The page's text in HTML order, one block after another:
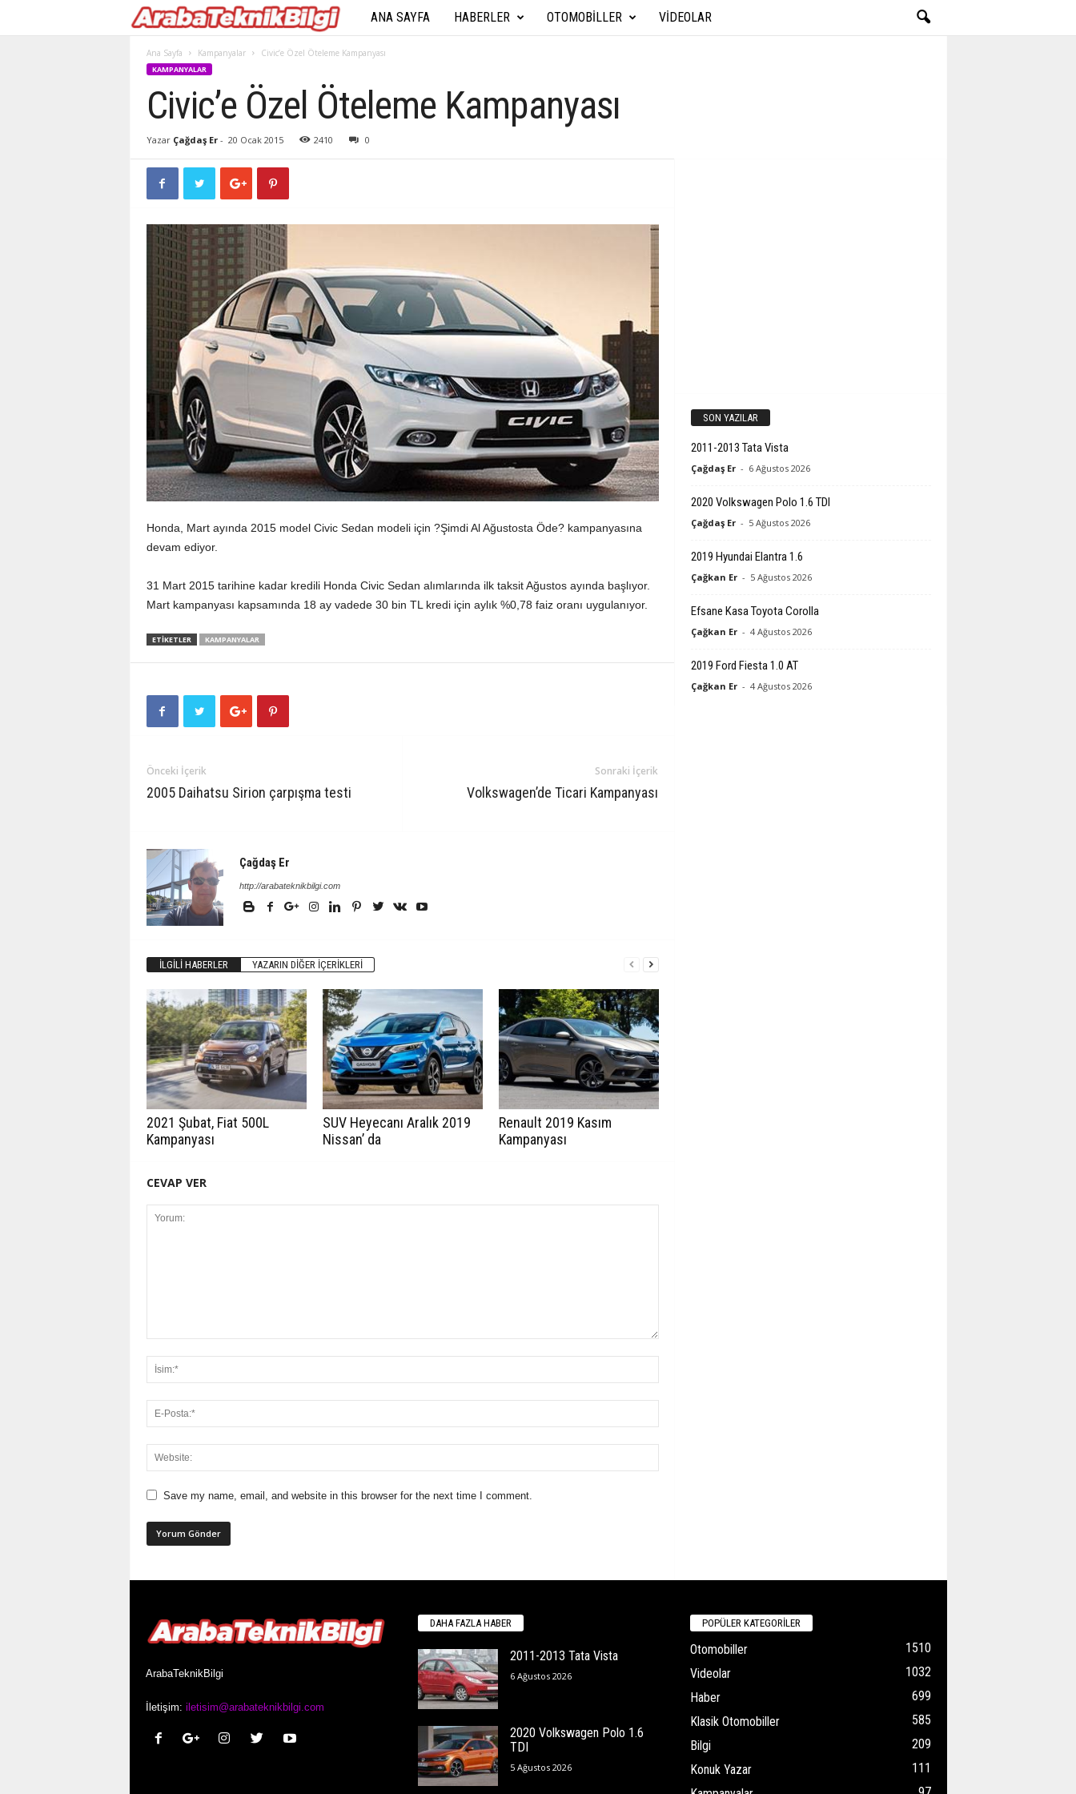
r
b
a
e
k
i
k
B
i
l
ANA SAYFA HABERLER OTOMOBILLER VIDEOLAR
Ana Sayfa Kampanyalar Civic’e Özel Öteleme Kampanyası
KAMPANYALAR
Civic’e Özel Öteleme Kampanyası
Yazar Çağdaş Er- 20 Ocak 2015 2410 0
Honda, Mart ayında 2015 model Civic Sedan modeli için ?Şimdi Al Ağustosta Öde? kampanyasına
devam ediyor.
31 Mart 2015 tarihine kadar kredili Honda Civic Sedan alımlarında ilk taksit Ağustos ayında başlıyor.
Mart kampanyası kapsamında 18 ay vadede 30 bin TL kredi için aylık %0,78 faiz oranı uygulanıyor.
ETIKETLER KAMPANYALAR
Önceki İçerik
2005 Daihatsu Sirion çarpışma testi
Sonraki İçerik
Volkswagen’de Ticari Kampanyası
Çağdaş Er
http://arabateknikbilgi.com
İLGILI HABERLER YAZARIN DIĞER İÇERIKLERI
2021 Şubat, Fiat 500L
Kampanyası
SUV Heyecanı Aralık 2019
Nissan’ da
Renault 2019 Kasım
Kampanyası
CEVAP VER
Save my name, email, and website in this browser for the next time I comment.
SON YAZILAR
2011-2013 Tata Vista
Çağdaş Er - 6 Ağustos 2026
2020 Volkswagen Polo 1.6 TDI
Çağdaş Er - 5 Ağustos 2026
2019 Hyundai Elantra 1.6
Çağkan Er - 5 Ağustos 2026
Efsane Kasa Toyota Corolla
Çağkan Er - 4 Ağustos 2026
2019 Ford Fiesta 1.0 AT
Çağkan Er - 4 Ağustos 2026
ArabaTeknikBilgi
İletişim: iletisim@arabateknikbilgi.com
DAHA FAZLA HABER
2011-2013 Tata Vista
6 Ağustos 2026
2020 Volkswagen Polo 1.6
TDI
5 Ağustos 2026
POPÜLER KATEGORİLER
Otomobiller
1510
Videolar
1032
Haber
699
Klasik Otomobiller
585
Bilgi
209
Konuk Yazar
111